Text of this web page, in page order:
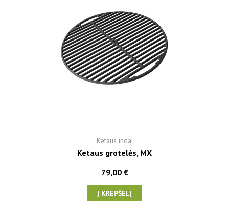
Ketaus indai
Ketaus grotelės, MX
79,00 €
Į KREPŠELĮ